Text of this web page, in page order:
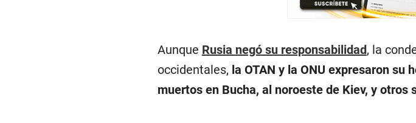
Aunque Rusia negó su responsabilidad, la
occidentales, la OTAN y la ONU expresaron su
muertos en Bucha, al noroeste de Kiev, y otros